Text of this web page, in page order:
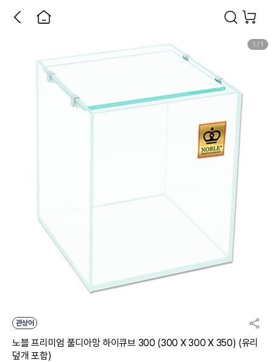
1 / 1
관상어
노블 프리미엄 풀디아망 하이큐브 300 (300 X 300 X 350) (유리
덮개 포함)